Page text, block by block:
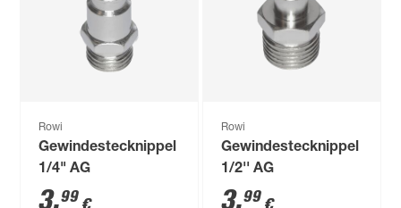
Premium+ Inox'
,99€
Rowi
Gewindestecknippel
1/4" AG
3,99
Rowi
Gewindestecknippel
1/2'' AG
3,99